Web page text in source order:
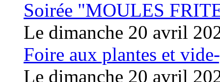
Soirée "MOULES
Le dimanche 20 avril
Foire aux plantes et
Le dimanche 20 avril